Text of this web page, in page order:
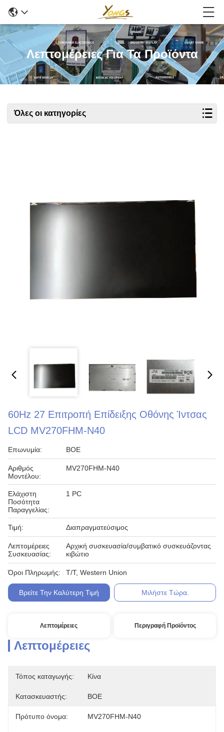
Λεπτομέρειες Για Τα Προϊόντα
Όλες οι κατηγορίες
60Hz 27 Επιτροπή Επίδειξης Οθόνης Ίντσας
LCD MV270FHM-N40
Επωνυμία: BOE
Αριθμός
Μοντέλου:
MV270FHM-N40
Ελάχιστη
Ποσότητα
Παραγγελίας:
1 PC
Τιμή: Διαπραγματεύσιμος
Λεπτομέρειες
Συσκευασίας:
Αρχική συσκευασία/συμβατικό συσκευάζοντας
κιβώτιο
Όροι Πληρωμής: T/T, Western Union
Βρείτε Την Καλύτερη Τιμή Μιλήστε Τώρα.
Λεπτομέρειες Περιγραφή Προϊόντος
Λεπτομέρειες
Τόπος καταγωγής: Κίνα
Κατασκευαστής: BOE
Πρότυπο όνομα: MV270FHM-N40